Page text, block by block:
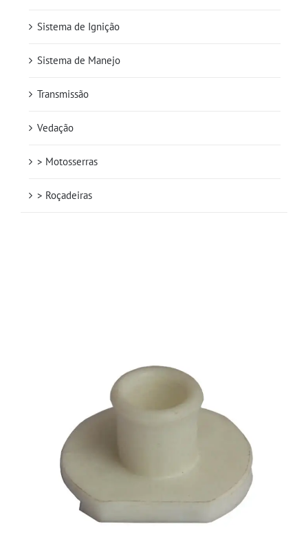
Sistema de Ignição
Sistema de Manejo
Transmissão
Vedação
> Motosserras
> Roçadeiras